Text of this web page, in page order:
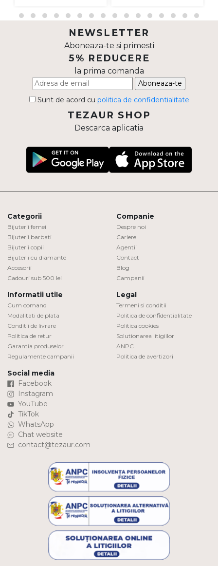
NEWSLETTER
Aboneaza-te si primesti
5% REDUCERE
la prima comanda
Aboneaza-te
Sunt de acord cu politica de confidentialitate
TEZAUR SHOP
Descarca aplicatia
Categorii
Bijuterii femei
Bijuterii barbati
Bijuterii copii
Bijuterii cu diamante
Accesorii
Cadouri sub 500 lei
Companie
Despre noi
Cariere
Agentii
Contact
Blog
Campanii
Informatii utile
Cum comand
Modalitati de plata
Conditii de livrare
Politica de retur
Garantia produselor
Regulamente campanii
Legal
Termeni si conditii
Politica de confidentialitate
Politica cookies
Solutionarea litigiilor
ANPC
Politica de avertizori
Social media
Facebook
Instagram
YouTube
TikTok
WhatsApp
Chat website
contact@tezaur.com